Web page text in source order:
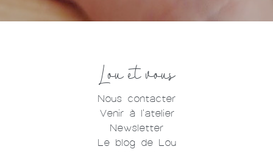
Lou et vous
Nous contacter
Venir à l'atelier
Newsletter
Le blog de Lou